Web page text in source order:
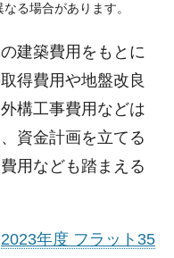
る場合があります。
建築費用をもとに
得費用や地盤改良
構工事費用などは
資金計画を立てる
用なども踏まえる
2023年度 フラット35